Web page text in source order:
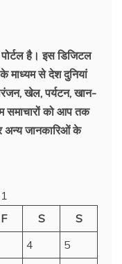
है। इस डिजिटल
माध्यम से देश दुनियां
खेल, पर्यटन, खान-
समाचारों को आप तक
अन्य जानकारिओं के
F S
S
4
5